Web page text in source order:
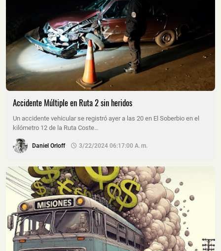
Accidente Múltiple en Ruta 2 sin heridos
Un accidente vehicular se registró ayer a las 20 en El Soberbio en el
kilómetro 12 de la Ruta Coste…
Daniel Orloff 3/22/2024 06:17:00 A. M.